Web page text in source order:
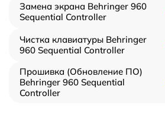
Замена экрана Behringer 960
Sequential Controller
Чистка клавиатуры Behringer
960 Sequential Controller
Прошивка (Обновление ПО)
Behringer 960 Sequential
Controller